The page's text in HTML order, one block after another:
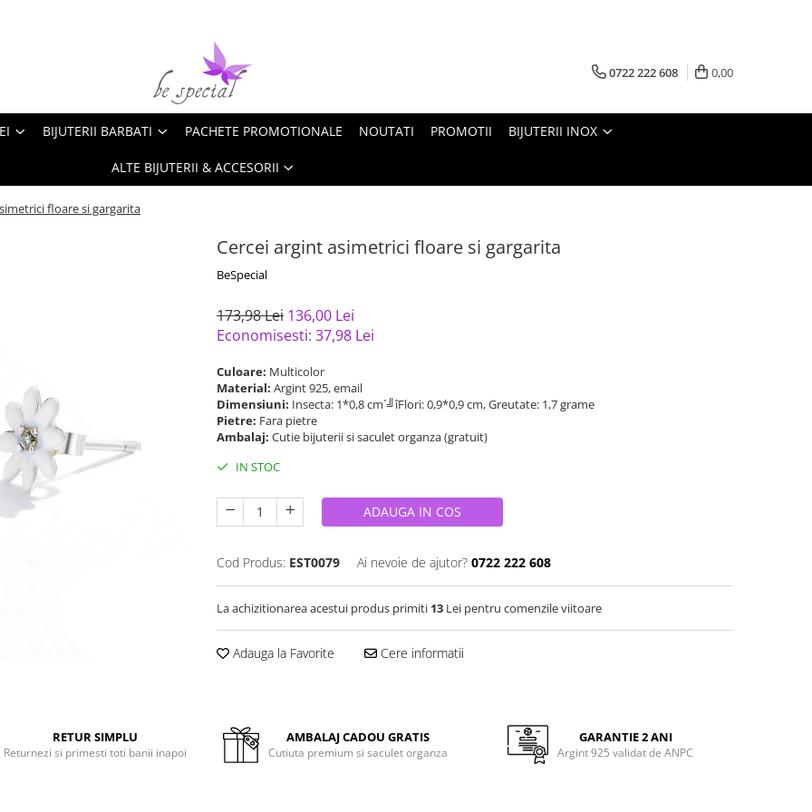
0722 222 608 0,00
BIJUTERII BARBATI PACHETE PROMOTIONALE NOUTATI PROMOTII BIJUTERII INOX
ALTE BIJUTERII & ACCESORII
floare si gargarita
Cercei argint asimetrici floare si gargarita
BeSpecial
173,98 Lei 136,00 Lei
Economisesti: 37,98 Lei
Culoare: Multicolor
Material: Argint 925, email
Dimensiuni: Insecta: 1*0,8 cm´╝îFlori: 0,9*0,9 cm, Greutate: 1,7 grame
Pietre: Fara pietre
Ambalaj: Cutie bijuterii si saculet organza (gratuit)
IN STOC
ADAUGA IN COS
Cod Produs: EST0079 Ai nevoie de ajutor? 0722 222 608
La achizitionarea acestui produs primiti 13 Lei pentru comenzile viitoare
Adauga la Favorite Cere informatii
RETUR SIMPLU
Returnezi si primesti toti banii inapoi
AMBALAJ CADOU GRATIS
Cutiuta premium si saculet organza
GARANTIE 2 ANI
Argint 925 validat de ANPC